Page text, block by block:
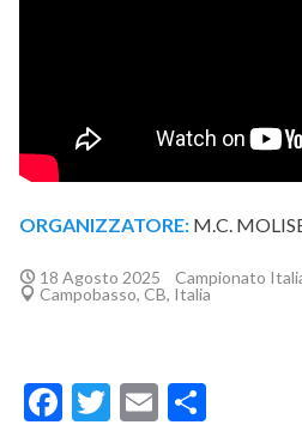
ORGANIZZATORE: M.C.
18 Agosto 2025
Campionato
Campobasso, CB, Italia
Facebook
Twitter
Email